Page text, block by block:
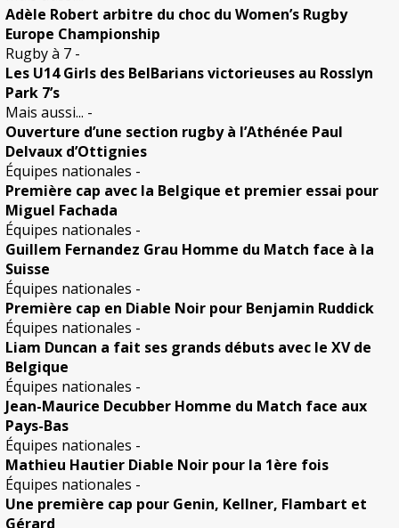
Adèle Robert arbitre du choc du Women’s Rugby
Europe Championship
Rugby à 7 -
Les U14 Girls des BelBarians victorieuses au Rosslyn
Park 7’s
Mais aussi... -
Ouverture d’une section rugby à l’Athénée Paul
Delvaux d’Ottignies
Équipes nationales -
Première cap avec la Belgique et premier essai pour
Miguel Fachada
Équipes nationales -
Guillem Fernandez Grau Homme du Match face à la
Suisse
Équipes nationales -
Première cap en Diable Noir pour Benjamin Ruddick
Équipes nationales -
Liam Duncan a fait ses grands débuts avec le XV de
Belgique
Équipes nationales -
Jean-Maurice Decubber Homme du Match face aux
Pays-Bas
Équipes nationales -
Mathieu Hautier Diable Noir pour la 1ère fois
Équipes nationales -
Une première cap pour Genin, Kellner, Flambart et
Gérard